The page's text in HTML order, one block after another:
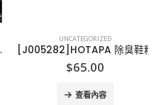
UNCATEGORIZED
[J005282]HOTAPA 除臭鞋粉
65.00
查看內容